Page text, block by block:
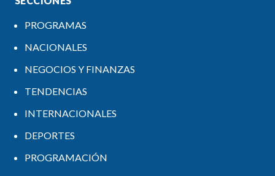
PROGRAMAS
NACIONALES
NEGOCIOS Y FINANZAS
TENDENCIAS
INTERNACIONALES
DEPORTES
PROGRAMACIÓN